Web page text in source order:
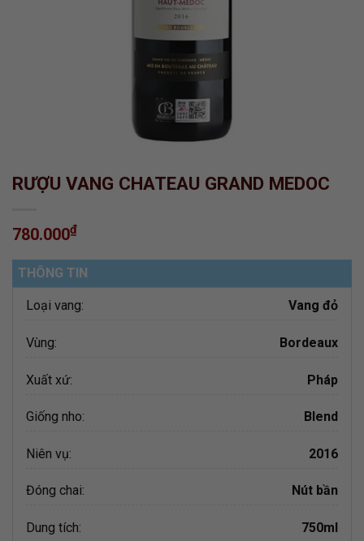
RƯỢU VANG CHATEAU GRAND MEDOC
780.000₫
THÔNG TIN
Loại vang: Vang đỏ
Vùng: Bordeaux
Xuất xứ: Pháp
Giống nho: Blend
Niên vụ: 2016
Đóng chai: Nút bần
Dung tích: 750ml